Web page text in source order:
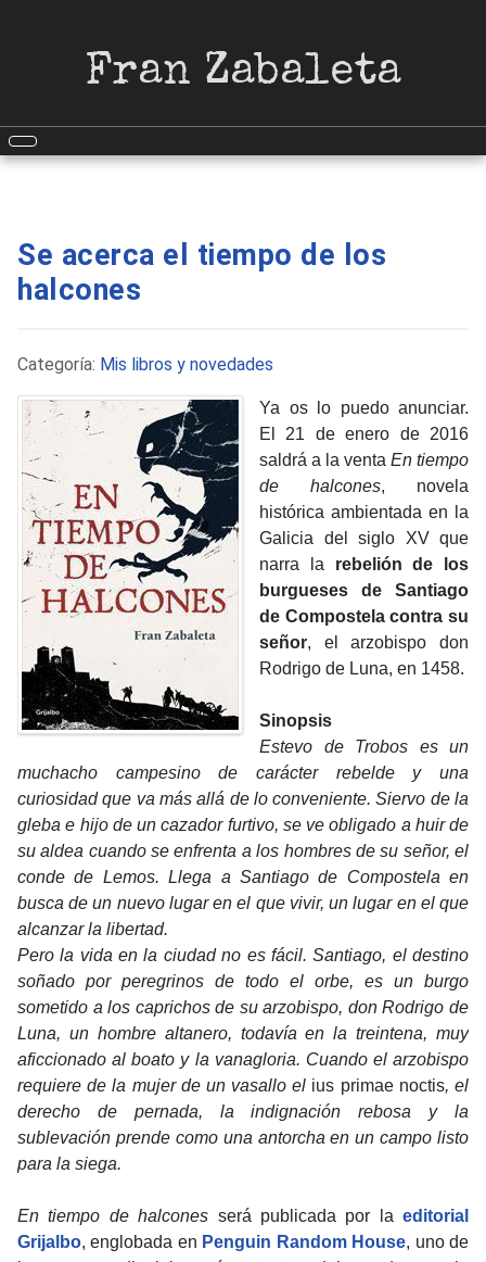
Fran Zabaleta
Se acerca el tiempo de los
halcones
Detalles
Categoría: Mis libros y novedades
Ya os lo puedo anunciar.
El 21 de enero de 2016
saldrá a la venta En tiempo
de halcones, novela
histórica ambientada en la
Galicia del siglo XV que
narra la rebelión de los
burgueses de Santiago
de Compostela contra su
señor, el arzobispo don
Rodrigo de Luna, en 1458.
Sinopsis
Estevo de Trobos es un
muchacho campesino de carácter rebelde y una
curiosidad que va más allá de lo conveniente. Siervo de la
gleba e hijo de un cazador furtivo, se ve obligado a huir de
su aldea cuando se enfrenta a los hombres de su señor, el
conde de Lemos. Llega a Santiago de Compostela en
busca de un nuevo lugar en el que vivir, un lugar en el que
alcanzar la libertad.
Pero la vida en la ciudad no es fácil. Santiago, el destino
soñado por peregrinos de todo el orbe, es un burgo
sometido a los caprichos de su arzobispo, don Rodrigo de
Luna, un hombre altanero, todavía en la treintena, muy
aficcionado al boato y la vanagloria. Cuando el arzobispo
requiere de la mujer de un vasallo el ius primae noctis, el
derecho de pernada, la indignación rebosa y la
sublevación prende como una antorcha en un campo listo
para la siega.
En tiempo de halcones será publicada por la editorial
Grijalbo, englobada en Penguin Random House, uno de